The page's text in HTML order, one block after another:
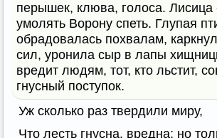
перышек, клюва, голоса. Лисица
умолять Ворону спеть. Глупая
обрадовалась похвалам,
сил, уронила сыр в лапы
вредит людям, тот, кто льстит,
гнусный поступок.
Уж сколько раз твердили миру,
Что лесть гнусна, вредна; но